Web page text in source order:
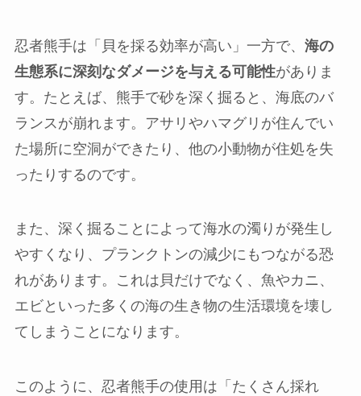
忍者熊手は「貝を採る効率が高い」一方で、 海の
生態系に深刻なダメージを与える可能性がありま
す。たとえば、熊手で砂を深く掘ると、海底のバ
ランスが崩れます。アサリやハマグリが住んでい
た場所に空洞ができたり、他の小動物が住処を失
ったりするのです。
また、深く掘ることによって海水の濁りが発生し
やすくなり、プランクトンの減少にもつながる恐
れがあります。これは貝だけでなく、魚やカニ、
エビといった多くの海の生き物の生活環境を壊し
てしまうことになります。
このように、忍者熊手の使用は「たくさん採れ